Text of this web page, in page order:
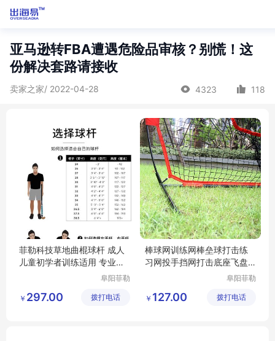
亚马逊转FBA遭遇危险品审核？别慌！这
份解决套路请接收
卖家之家/ 2022-04-28 4323 118
菲勒科技草地曲棍球杆 成人
儿童初学者训练适用 专业曲
阜阳菲勒
公司
￥ 297.00 拨打电话
棒球网训练网棒垒球打击练
习网投手挡网打击底座飞盘
阜阳菲勒
公司
￥ 127.00 拨打电话